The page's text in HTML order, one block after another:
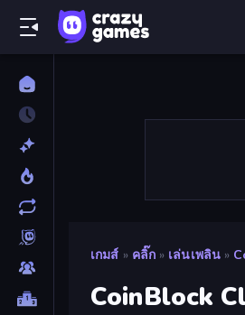
เกมส์ » คลิ๊ก » เล่นเพลิน »
CoinBlock